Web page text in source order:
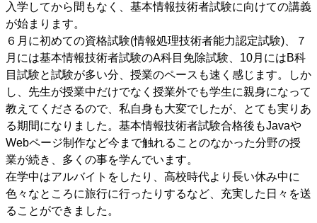
入学してから間もなく、基本情報技術者試験に向けての講義
が始まります。
６月に初めての資格試験(情報処理技術者能力認定試験)、７
月には基本情報技術者試験のA科目免除試験、10月にはB科
目試験と試験が多い分、授業のペースも速く感じます。しか
し、先生が授業中だけでなく授業外でも学生に親身になって
教えてくださるので、私自身も大変でしたが、とても実りあ
る期間になりました。基本情報技術者試験合格後もJavaや
Webページ制作など今まで触れることのなかった分野の授
業が続き、多くの事を学んでいます。
在学中はアルバイトをしたり、高校時代より長い休み中に
色々なところに旅行に行ったりするなど、充実した日々を送
ることができました。